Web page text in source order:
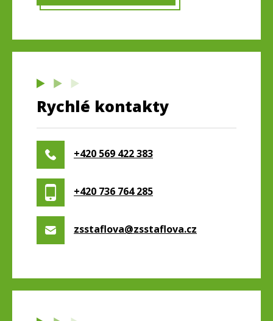
Rychlé kontakty
+420 569 422 383
+420 736 764 285
zsstaflova@zsstaflova.cz